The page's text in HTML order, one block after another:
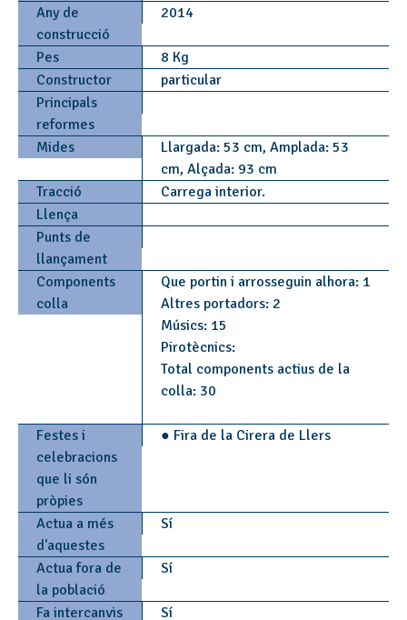
Any de
construcció
2014
Pes
8 Kg
Constructor
particular
Principals
reformes
Mides
Llargada: 53 cm, Amplada: 53
cm, Alçada: 93 cm
Tracció
Carrega interior.
Llença
Punts de
llançament
Components
colla
Que portin i arrosseguin alhora: 1
Altres portadors: 2
Músics: 15
Pirotècnics:
Total components actius de la
colla: 30
Festes i
celebracions
que li són
pròpies
● Fira de la Cirera de Llers
Actua a més
d'aquestes
Sí
Actua fora de
la població
Sí
Fa intercanvis
Sí